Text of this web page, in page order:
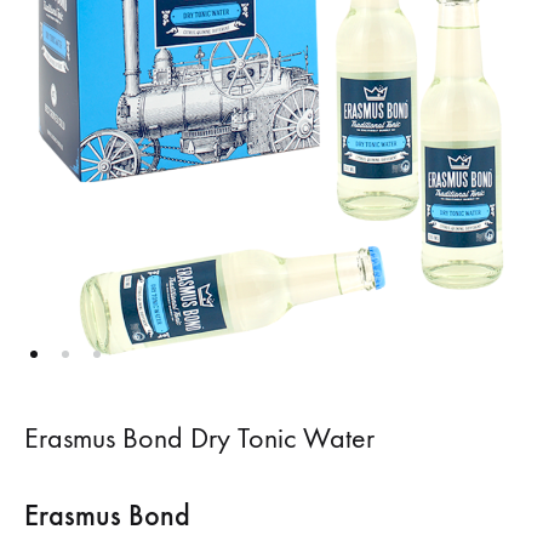
Erasmus Bond Dry Tonic Water
Erasmus Bond